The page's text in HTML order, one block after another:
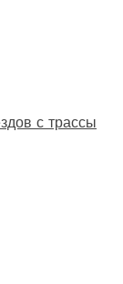
с трассы